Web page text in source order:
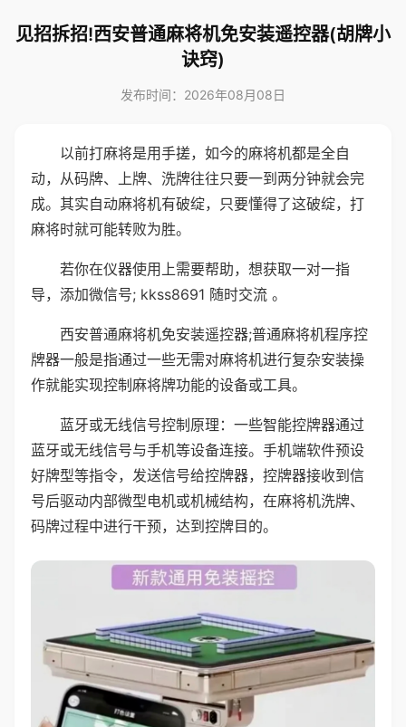
见招拆招!西安普通麻将机免安装遥控器(胡牌小
诀窍)
发布时间：2026年08月08日
以前打麻将是用手搓，如今的麻将机都是全自
动，从码牌、上牌、洗牌往往只要一到两分钟就会完
成。其实自动麻将机有破绽，只要懂得了这破绽，打
麻将时就可能转败为胜。
若你在仪器使用上需要帮助，想获取一对一指
导，添加微信号; kkss8691 随时交流 。
西安普通麻将机免安装遥控器;普通麻将机程序控
牌器一般是指通过一些无需对麻将机进行复杂安装操
作就能实现控制麻将牌功能的设备或工具。
蓝牙或无线信号控制原理：一些智能控牌器通过
蓝牙或无线信号与手机等设备连接。手机端软件预设
好牌型等指令，发送信号给控牌器，控牌器接收到信
号后驱动内部微型电机或机械结构，在麻将机洗牌、
码牌过程中进行干预，达到控牌目的。